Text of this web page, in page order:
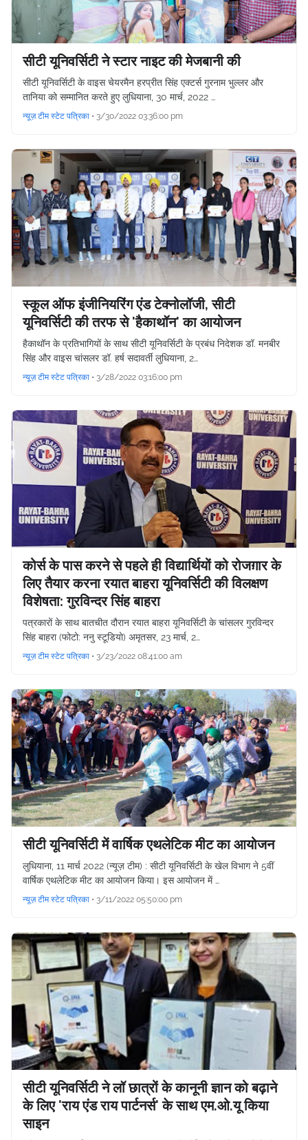
सीटी यूनिवर्सिटी ने स्टार नाइट की मेजबानी की
सीटी यूनिवर्सिटी के वाइस चेयरमैन हरप्रीत सिंह एक्टर्स गुरनाम भुल्लर और
तानिया को सम्मानित करते हुए लुधियाना, 30 मार्च, 2022 …
न्यूज़ टीम स्टेट पत्रिका • 3/30/2022 03:36:00 pm
स्कूल ऑफ इंजीनियरिंग एंड टेक्नोलॉजी, सीटी
यूनिवर्सिटी की तरफ से 'हैकाथॉन' का आयोजन
हैकाथॉन के प्रतिभागियों के साथ सीटी यूनिवर्सिटी के प्रबंध निदेशक डॉ. मनबीर
सिंह और वाइस चांसलर डॉ. हर्ष सदावर्ती लुधियाना, 2…
न्यूज़ टीम स्टेट पत्रिका • 3/28/2022 03:16:00 pm
कोर्स के पास करने से पहले ही विद्यार्थियों को रोजग़ार के
लिए तैयार करना रयात बाहरा यूनिवर्सिटी की विलक्षण
विशेषता: गुरविन्दर सिंह बाहरा
पत्रकारों के साथ बातचीत दौरान रयात बाहरा यूनिवर्सिटी के चांसलर गुरविन्दर
सिंह बाहरा (फोटो: ननु स्टूडियो) अमृतसर, 23 मार्च, 2…
न्यूज़ टीम स्टेट पत्रिका • 3/23/2022 08:41:00 am
सीटी यूनिवर्सिटी में वार्षिक एथलेटिक मीट का आयोजन
लुधियाना, 11 मार्च 2022 (न्यूज़ टीम) : सीटी यूनिवर्सिटी के खेल विभाग ने 5वीं
वार्षिक एथलेटिक मीट का आयोजन किया। इस आयोजन में …
न्यूज़ टीम स्टेट पत्रिका • 3/11/2022 05:50:00 pm
सीटी यूनिवर्सिटी ने लॉ छात्रों के कानूनी ज्ञान को बढ़ाने
के लिए 'राय एंड राय पार्टनर्स' के साथ एम.ओ.यू किया
साइन